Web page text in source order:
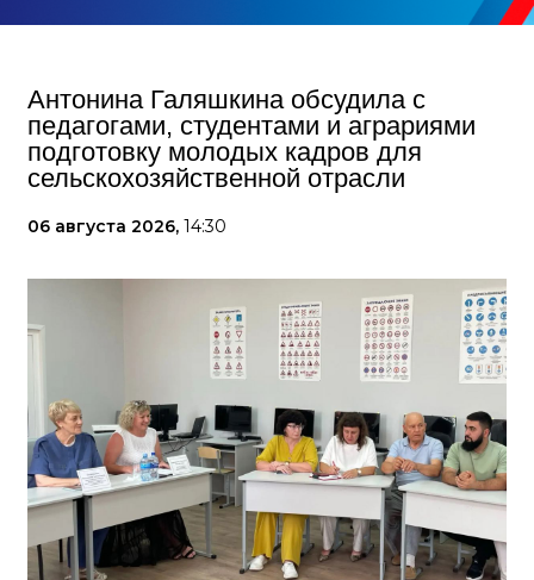
Антонина Галяшкина обсудила с
педагогами, студентами и аграриями
подготовку молодых кадров для
сельскохозяйственной отрасли
06 августа 2026, 14:30